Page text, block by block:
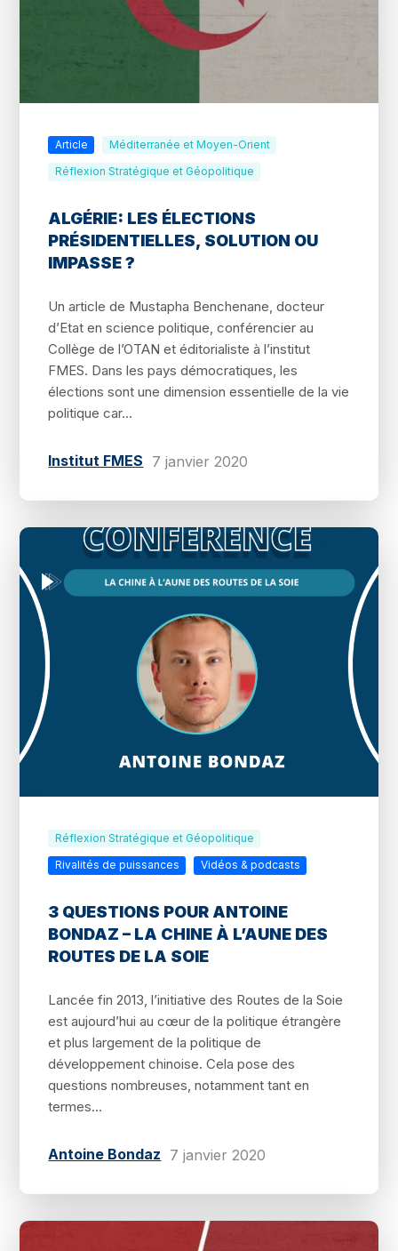
Article Méditerranée et Moyen-Orient
Réflexion Stratégique et Géopolitique
ALGÉRIE: LES ÉLECTIONS
PRÉSIDENTIELLES, SOLUTION OU
IMPASSE ?
Un article de Mustapha Benchenane, docteur
d’Etat en science politique, conférencier au
Collège de l’OTAN et éditorialiste à l’institut
FMES. Dans les pays démocratiques, les
élections sont une dimension essentielle de la vie
politique car...
Institut FMES 7 janvier 2020
Réflexion Stratégique et Géopolitique
Rivalités de puissances Vidéos & podcasts
3 QUESTIONS POUR ANTOINE
BONDAZ – LA CHINE À L’AUNE DES
ROUTES DE LA SOIE
Lancée fin 2013, l’initiative des Routes de la Soie
est aujourd’hui au cœur de la politique étrangère
et plus largement de la politique de
développement chinoise. Cela pose des
questions nombreuses, notamment tant en
termes...
Antoine Bondaz 7 janvier 2020